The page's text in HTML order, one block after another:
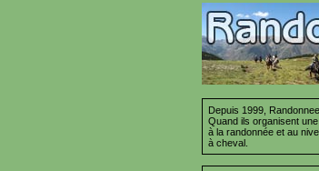
Depuis 1999,
Quand ils organisent
à la randonnée et au
à cheval.